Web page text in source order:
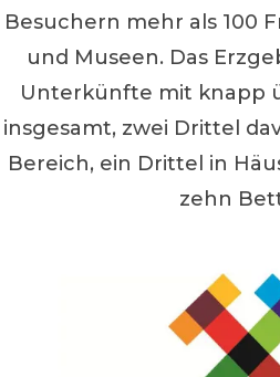
Besuchern mehr als 100
und Museen. Das
Unterkünfte mit knapp
insgesamt, zwei Drittel
Bereich, ein Drittel in
zehn